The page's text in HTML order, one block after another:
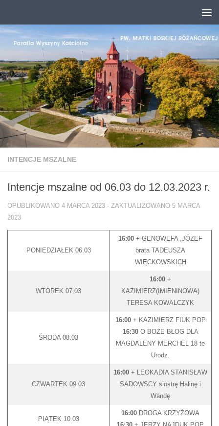
INTENCJE MSZALNE
Intencje mszalne od 06.03 do 12.03.2023 r.
OPUBLIKOWANO 4 MARCA 2023 · ZAKTUALIZOWANO 5 MARCA
2023
PONIEDZIAŁEK 06.03
16:00 + GENOWEFA ,JÓZEF
brata TADEUSZA
WIĘCKOWSKICH
WTOREK 07.03
16:00 +
KAZIMIERZ(IMIENINOWA)
TERESA KOWALCZYK
ŚRODA 08.03
16:00 + KAZIMIERZ FIUK POP
16:30 O BOŻE BŁOG DLA
MAGDALENY MERCHEL 18 te
Urodz.
CZWARTEK 09.03
16:00 + LEOKADIA STANISŁAW
SADOWSCY siostrę Halinę i
Wandę
PIĄTEK 10.03
16:00 DROGA KRZYŻOWA